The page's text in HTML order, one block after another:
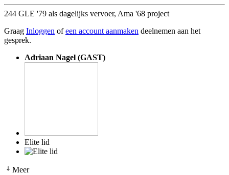
244 GLE '79 als dagelijks vervoer, Ama '68 project
Graag Inloggen ofeen account aanmaken deelnemen aan het
gesprek.
Adriaan Nagel (GAST)
Elite lid
Meer